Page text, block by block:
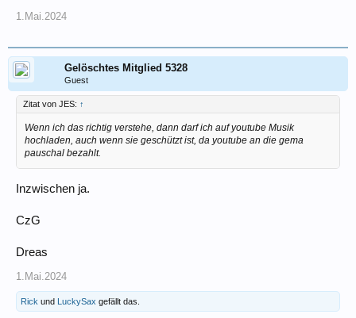
1.Mai.2024
Gelöschtes Mitglied 5328
Guest
Zitat von JES: ↑
Wenn ich das richtig verstehe, dann darf ich auf youtube Musik
hochladen, auch wenn sie geschützt ist, da youtube an die gema
pauschal bezahlt.
Inzwischen ja.
CzG
Dreas
1.Mai.2024
Rick und LuckySax gefällt das.